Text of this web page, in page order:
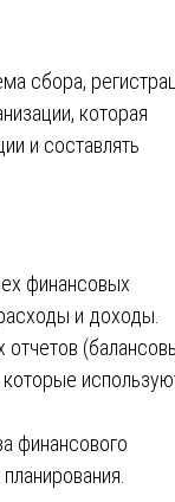
сбора,
которая
и составлять
финансовых
и доходы.
финансового